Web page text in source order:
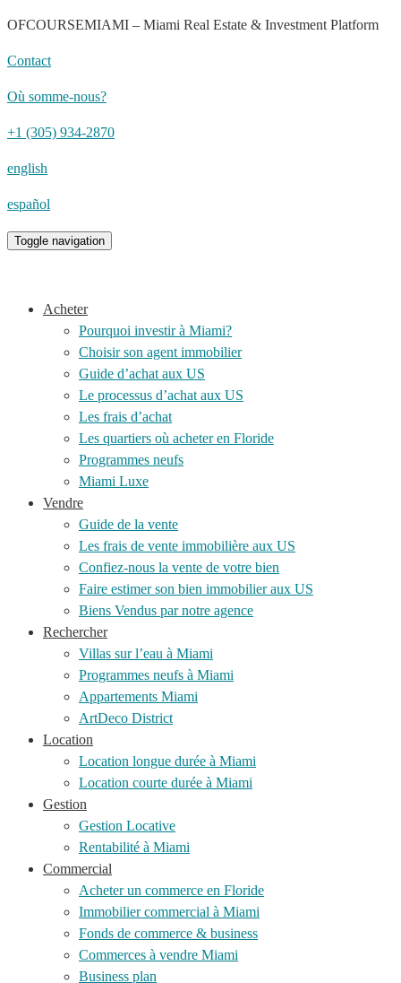
OFCOURSEMIAMI – Miami Real Estate & Investment Platform
Contact
Où somme-nous?
+1 (305) 934-2870
english
español
Toggle navigation
Acheter
Pourquoi investir à Miami?
Choisir son agent immobilier
Guide d’achat aux US
Le processus d’achat aux US
Les frais d’achat
Les quartiers où acheter en Floride
Programmes neufs
Miami Luxe
Vendre
Guide de la vente
Les frais de vente immobilière aux US
Confiez-nous la vente de votre bien
Faire estimer son bien immobilier aux US
Biens Vendus par notre agence
Rechercher
Villas sur l’eau à Miami
Programmes neufs à Miami
Appartements Miami
ArtDeco District
Location
Location longue durée à Miami
Location courte durée à Miami
Gestion
Gestion Locative
Rentabilité à Miami
Commercial
Acheter un commerce en Floride
Immobilier commercial à Miami
Fonds de commerce & business
Commerces à vendre Miami
Business plan